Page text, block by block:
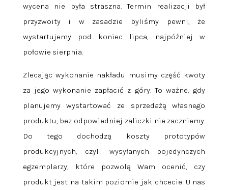
wycena nie była straszna. Termin realizacji był
przyzwoity i w zasadzie byliśmy pewni, że
wystartujemy pod koniec lipca, najpóźniej w
połowie sierpnia.
Zlecając wykonanie nakładu musimy część kwoty
za jego wykonanie zapłacić z góry. To ważne, gdy
planujemy wystartować ze sprzedażą własnego
produktu, bez odpowiedniej zaliczki nie zaczniemy.
Do tego dochodzą koszty prototypów
produkcyjnych, czyli wysyłanych pojedynczych
egzemplarzy, które pozwolą Wam ocenić, czy
produkt jest na takim poziomie jak chcecie. U nas